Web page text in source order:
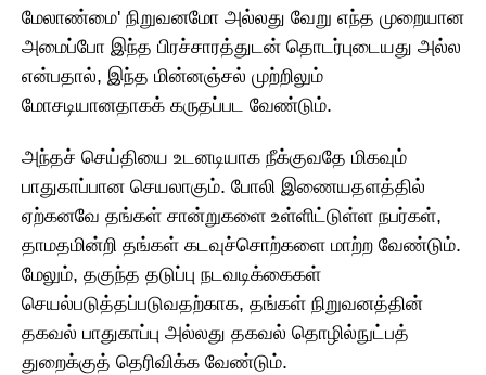
மேலாண்மை' நிறுவனமோ அல்லது வேறு எந்த முறையான
அமைப்போ இந்த பிரச்சாரத்துடன் தொடர்புடையது அல்ல
என்பதால், இந்த மின்னஞ்சல் முற்றிலும்
மோசடியானதாகக் கருதப்பட வேண்டும்.
அந்தச் செய்தியை உடனடியாக நீக்குவதே மிகவும்
பாதுகாப்பான செயலாகும். போலி இணையதளத்தில்
ஏற்கனவே தங்கள் சான்றுகளை உள்ளிட்டுள்ள நபர்கள்,
தாமதமின்றி தங்கள் கடவுச்சொற்களை மாற்ற வேண்டும்.
மேலும், தகுந்த தடுப்பு நடவடிக்கைகள்
செயல்படுத்தப்படுவதற்காக, தங்கள் நிறுவனத்தின்
தகவல் பாதுகாப்பு அல்லது தகவல் தொழில்நுட்பத்
துறைக்குத் தெரிவிக்க வேண்டும்.